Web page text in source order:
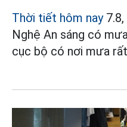
Thời tiết hôm nay7.8,
Nghệ An sáng có
cục bộ có nơi mưa